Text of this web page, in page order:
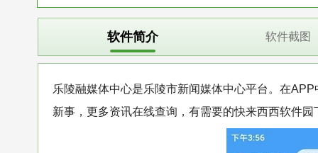
软件简介 软件截图
乐陵融媒体中心是乐陵市新闻媒体中心平台。在
新事，更多资讯在线查询，有需要的快来西西软件园